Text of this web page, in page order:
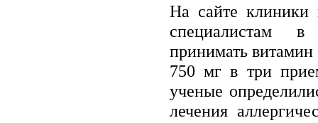
На сайте клиники
специалистам
принимать
750 мг в три
ученые
лечения